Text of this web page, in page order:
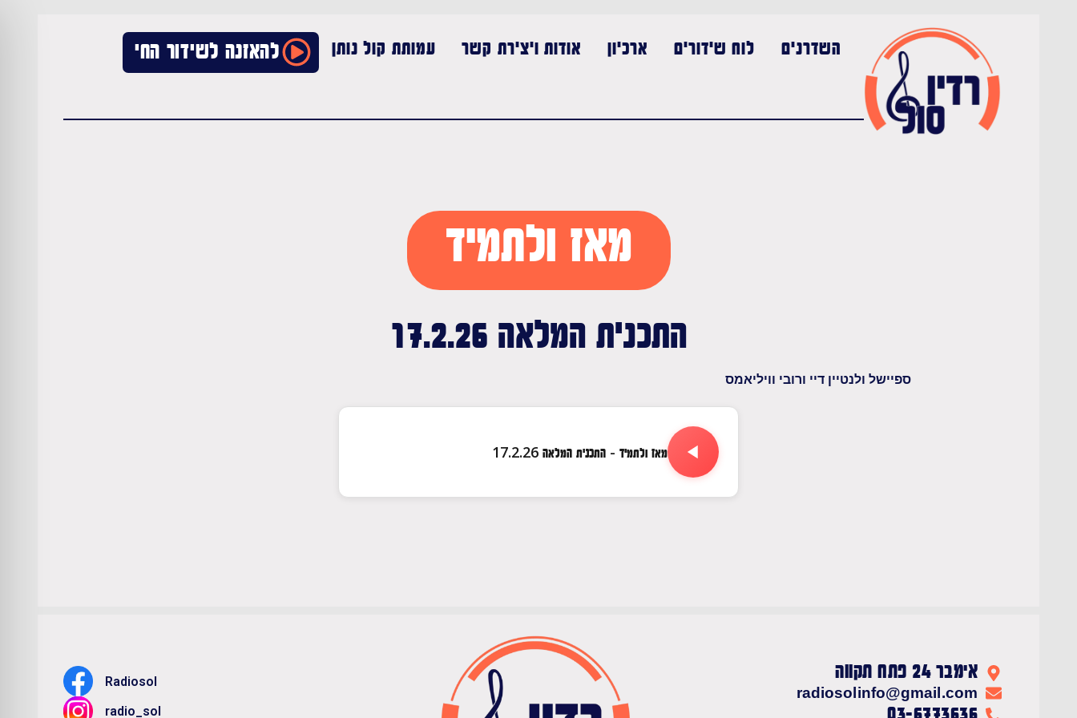
השדרנים לוח שידורים ארכיון אודות ויצירת קשר עמותת קול נותן להאזנה לשידור החי
מאז ולתמיד
התכנית המלאה 17.2.26
ספיישל ולנטיין דיי ורובי וויליאמס
מאז ולתמיד - התכנית המלאה 17.2.26
אימבר 24 פתח תקווה
radiosolinfo@gmail.com
Radiosol
radio_sol